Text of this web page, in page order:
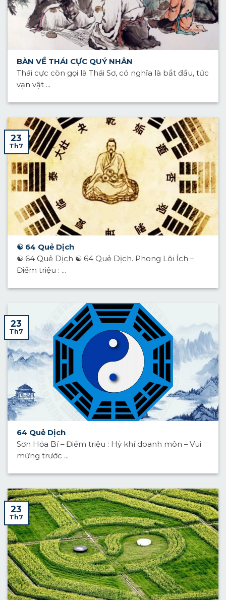
BÀN VỀ THÁI CỰC QUÝ NHÂN
Thái cực còn gọi là Thái Sơ, có nghĩa là bắt đầu, tức
vạn vật ...
☯ 64 Quẻ Dịch
☯ 64 Quẻ Dịch ☯ 64 Quẻ Dịch. Phong Lôi Ích –
Điềm triệu : ...
23
Th7
64 Quẻ Dịch
Sơn Hỏa Bí – Điềm triệu : Hỷ khí doanh môn – Vui
mừng trước ...
23
Th7
23
Th7